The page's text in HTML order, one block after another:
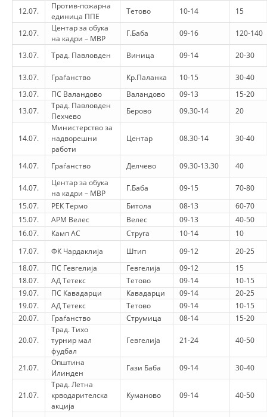
ORGANIZATIONAL DEVELOPMENT
DISSEMINATION
INTERNATIONAL HUMANITARIAN LAW
PROMOTION OF HUMAN VALUES
THE SOCIAL WELFARE ACTIVITY
DISASTER PREPAREDNESS AND RESPONSE
PUBLIC RELATIONS
RESEARCH OF PUBLIC OPINION
INTERNATIONAL COOPERATION
TRACING SERVICE
HEALTH PREVENTION
FIRST AID
BLOOD DONATION
VOLUNTEER MANAGEMENT
12.07.
Против-пожарна
единица ППЕ
Тетово 10-14 15
12.07.
Центар за обука
на кадри – МВР
Г.Баба 09-16 120-140
13.07. Трад. Павловден Виница 09-14 20-30
13.07. Граѓанство Кр.Паланка 10-15
30-40
13.07.
ПС Валандово Валандово 09-13
15-20
13.07.
Трад. Павловден
Пехчево
Берово 09.30-14 20
14.07.
Министерство за
надворешни
работи
Центар 08.30-14 30-40
14.07. Граѓанство Делчево 09.30-13.30 40
14.07.
Центар за обука
на кадри – МВР
Г.Баба 09-15
70-80
15.07.
РЕК Термо Битола 08-13
60-70
15.07.
АРМ Велес Велес 09-13
40-50
16.07.
Камп АС Струга 10-14
10
17.07.
ФК Чардаклија Штип 09-12
20-25
18.07.
ПС Гевгелија Гевгелија 09-12
15
18.07.
АД Тетекс Тетово 09-14
10-15
19.07.
ПС Кавадарци Кавадарци 09-14
20-25
19.07.
АД Тетекс Тетово 09-14
10-15
20.07.
Граѓанство Струмица 08-14 15-20
20.07.
Трад. Тихо
турнир мал
фудбал
Гевгелија 21-24 40-50
21.07.
Општина
Илинден
Гази Баба 09-14 30-40
21.07.
Трад. Летна
крводарителска
акција
Куманово 09-14 40-50